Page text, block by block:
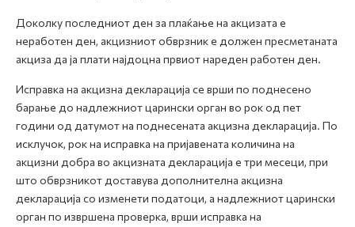
Доколку последниот ден за плаќање на акцизата е
неработен ден, акцизниот обврзник е должен пресметаната
акциза да ја плати најдоцна првиот нареден работен ден.
Исправка на акцизна декларација се врши по поднесено
барање до надлежниот царински орган во рок од пет
години од датумот на поднесената акцизна декларација. По
исклучок, рок на исправка на пријавената количина на
акцизни добра во акцизната декларација е три месеци, при
што обврзникот доставува дополнителна акцизна
декларација со изменети податоци, а надлежниот царински
орган по извршена проверка, врши исправка на